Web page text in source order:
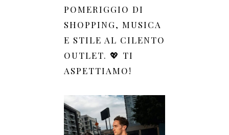
POMERIGGIO DI
SHOPPING, MUSICA
E STILE AL CILENTO
OUTLET. 💖 TI
ASPETTIAMO!